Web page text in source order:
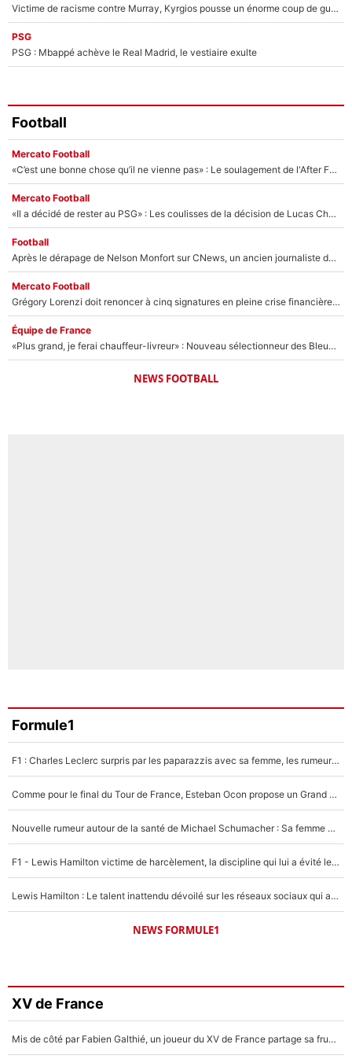
Victime de racisme contre Murray, Kyrgios pousse un énorme coup de gueule !
PSG
PSG : Mbappé achève le Real Madrid, le vestiaire exulte
Football
Mercato Football
«C’est une bonne chose qu’il ne vienne pas» : Le soulagement de l'After Foot après le transfert avorté de Yan Diomandé au PSG
Mercato Football
«Il a décidé de rester au PSG» : Les coulisses de la décision de Lucas Chevalier pour son transfert
Football
Après le dérapage de Nelson Monfort sur CNews, un ancien journaliste de France Télévisions relance la polémique sur les incendies en Gironde
Mercato Football
Grégory Lorenzi doit renoncer à cinq signatures en pleine crise financière : L’IA propose sept noms à l’OM pour un mercato réussi... à seulement 5M€ !
Équipe de France
«Plus grand, je ferai chauffeur-livreur» : Nouveau sélectionneur des Bleus, Zinédine Zidane s’était imaginé un avenir très différent lorsqu'il était enfant
NEWS FOOTBALL
Formule1
F1 : Charles Leclerc surpris par les paparazzis avec sa femme, les rumeurs étaient vraies !
Comme pour le final du Tour de France, Esteban Ocon propose un Grand Prix de Formule 1 à Paris : «Autour de l’Arc de Triomphe, ce serait génial» !
Nouvelle rumeur autour de la santé de Michael Schumacher : Sa femme Corinna sort du silence
F1 - Lewis Hamilton victime de harcèlement, la discipline qui lui a évité le pire : «J'aurais probablement mal tourné»
Lewis Hamilton : Le talent inattendu dévoilé sur les réseaux sociaux qui a impressionné Kim Kardashian pendant leurs vacances en amoureux !
NEWS FORMULE1
XV de France
Mis de côté par Fabien Galthié, un joueur du XV de France partage sa frustration : «ils ne me l’ont pas dit tout de suite»